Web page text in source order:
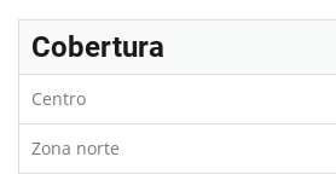
Cobertura
Centro
Zona norte